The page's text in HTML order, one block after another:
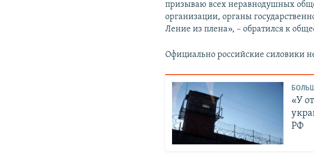
призываю всех неравнодушных
организации, органы
Ление из плена», – обратился к
Официально российские силовики
«У
РФ